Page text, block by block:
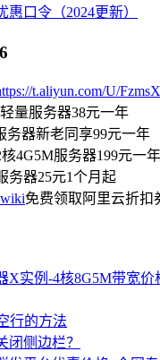
惠口令（2024更新）
t.aliyun.com/U/
量服务器38元一年
务器新老同享99元一年
4G5M服务器199元一年
务器25元1个月起
免费领取阿里云折扣
X实例-4核8G5M带宽价
行的方法
闭侧边栏？